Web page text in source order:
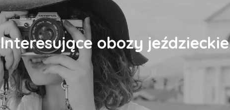
Interesujące obozy jeździeckie